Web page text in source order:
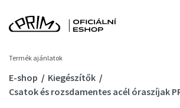
Termék ajánlatok
E-shop
Kiegészítők
Csatok és rozsdamentes acél óraszíjak